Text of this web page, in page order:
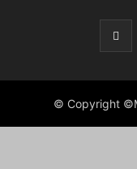
© Copyright